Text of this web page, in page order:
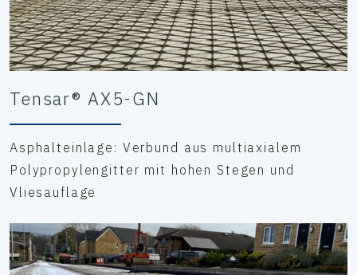
Tensar® AX5-GN
Asphalteinlage: Verbund aus multiaxialem
Polypropylengitter mit hohen Stegen und
Vliesauflage